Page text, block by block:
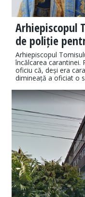
Arhiepiscopul
de poliție
Arhiepiscopul
încălcarea carantinei.
oficiu că, deși era
dimineață a oficiat o